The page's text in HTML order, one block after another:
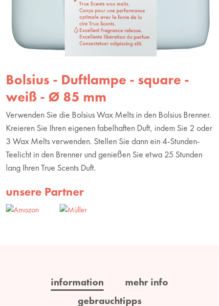
Bolsius - Duftlampe - square -
weiß - Ø 85 mm
Verwenden Sie die Bolsius Wax Melts in den Bolsius Brenner.
Kreieren Sie Ihren eigenen fabelhaften Duft, indem Sie 2 oder
3 Wax Melts verwenden. Stellen Sie dann ein 4-Stunden-
Teelicht in den Brenner und genießen Sie etwa 25 Stunden
lang Ihren True Scents Duft.
unsere Partner
information
mehr info
gebrauchtipps